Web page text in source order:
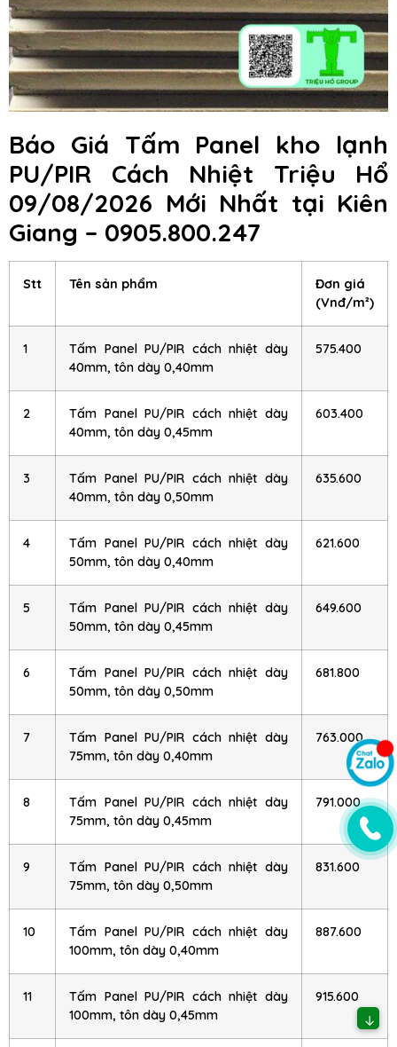
Báo Giá Tấm Panel kho lạnh
PU/PIR Cách Nhiệt Triệu Hổ
09/08/2026 Mới Nhất tại Kiên
Giang – 0905.800.247
Stt Tên sản phẩm
Đơn giá
(Vnđ/m²)
1
Tấm Panel PU/PIR cách nhiệt dày
40mm, tôn dày 0,40mm
575.400
2
Tấm Panel PU/PIR cách nhiệt dày
40mm, tôn dày 0,45mm
603.400
3
Tấm Panel PU/PIR cách nhiệt dày
40mm, tôn dày 0,50mm
635.600
4
Tấm Panel PU/PIR cách nhiệt dày
50mm, tôn dày 0,40mm
621.600
5
Tấm Panel PU/PIR cách nhiệt dày
50mm, tôn dày 0,45mm
649.600
6
Tấm Panel PU/PIR cách nhiệt dày
50mm, tôn dày 0,50mm
681.800
7
Tấm Panel PU/PIR cách nhiệt dày
75mm, tôn dày 0,40mm
763.000
8
Tấm Panel PU/PIR cách nhiệt dày
75mm, tôn dày 0,45mm
791.000
9
Tấm Panel PU/PIR cách nhiệt dày
75mm, tôn dày 0,50mm
831.600
10
Tấm Panel PU/PIR cách nhiệt dày
100mm, tôn dày 0,40mm
887.600
11
Tấm Panel PU/PIR cách nhiệt dày
100mm, tôn dày 0,45mm
915.600
↓